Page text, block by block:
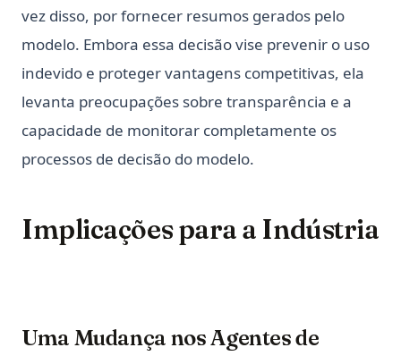
vez disso, por fornecer resumos gerados pelo
modelo. Embora essa decisão vise prevenir o uso
indevido e proteger vantagens competitivas, ela
levanta preocupações sobre transparência e a
capacidade de monitorar completamente os
processos de decisão do modelo.
Implicações para a Indústria
Uma Mudança nos Agentes de